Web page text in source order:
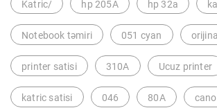
Katric/ hp 205A hp 32a
Notebook təmiri 051 cyan
printer satisi 310A Ucuz printer
katric satisi 046 80A